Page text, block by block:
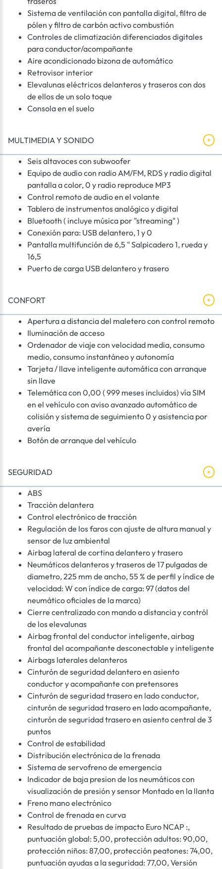
Sistema de ventilación con pantalla digital, filtro de
pólen y filtro de carbón activo combustión
Controles de climatización diferenciados digitales
para conductor/acompañante
Aire acondicionado bizona de automático
Retrovisor interior
Elevalunas eléctricos delanteros y traseros con dos
de ellos de un solo toque
Consola en el suelo
MULTIMEDIA Y SONIDO
Seis altavoces con subwoofer
Equipo de audio con radio AM/FM, RDS y radio digital
pantalla a color, 0 y radio reproduce MP3
Control remoto de audio en el volante
Tablero de instrumentos analógico y digital
Bluetooth ( incluye música por "streaming" )
Conexión para: USB delantero, 1 y 0
Pantalla multifunción de 6,5 " Salpicadero 1, rueda y
16,5
Puerto de carga USB delantero y trasero
CONFORT
Apertura a distancia del maletero con control remoto
Iluminación de acceso
Ordenador de viaje con velocidad media, consumo
medio, consumo instantáneo y autonomía
Tarjeta / llave inteligente automática con arranque
sin llave
Telemática con 0,00 ( 999 meses incluidos) vía SIM
en el vehículo con aviso avanzado automático de
colisión y sistema de seguimiento 0 y asistencia por
avería
Botón de arranque del vehículo
SEGURIDAD
ABS
Tracción delantera
Control electrónico de tracción
Regulación de los faros con ajuste de altura manual y
sensor de luz ambiental
Airbag lateral de cortina delantero y trasero
Neumáticos delanteros y traseros de 17 pulgadas de
diametro, 225 mm de ancho, 55 % de perfil y índice de
velocidad: W con índice de carga: 97 (datos del
neumático oficiales de la marca)
Cierre centralizado con mando a distancia y contról
de los elevalunas
Airbag frontal del conductor inteligente, airbag
frontal del acompañante desconectable y inteligente
Airbags laterales delanteros
Cinturón de seguridad delantero en asiento
conductor y acompañante con pretensores
Cinturón de seguridad trasero en lado conductor,
cinturón de seguridad trasero en lado acompañante,
cinturón de seguridad trasero en asiento central de 3
puntos
Control de estabilidad
Distribución electrónica de la frenada
Sistema de servofreno de emergencia
Indicador de baja presion de los neumáticos con
visualización de presión y sensor Montado en la llanta
Freno mano electrónico
Control de frenada en curva
Resultado de pruebas de impacto Euro NCAP :,
puntuación global: 5,00, protección adultos: 90,00,
protección niños: 87,00, protección peatones: 74,00,
puntuación ayudas a la seguridad: 77,00, Versión